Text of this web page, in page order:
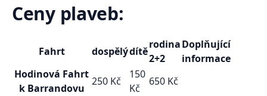
Ceny plaveb:
Fahrt dospělýdítě
rodina
2+2
Doplňující
informace
Hodinová Fahrt
k Barrandovu
250 Kč
150
Kč
650 Kč